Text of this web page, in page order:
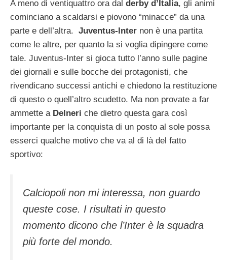
A meno di ventiquattro ora dal derby d’Italia, gli animi
cominciano a scaldarsi e piovono “minacce” da una
parte e dell’altra. Juventus-Inter non è una partita
come le altre, per quanto la si voglia dipingere come
tale. Juventus-Inter si gioca tutto l’anno sulle pagine
dei giornali e sulle bocche dei protagonisti, che
rivendicano successi antichi e chiedono la restituzione
di questo o quell’altro scudetto. Ma non provate a far
ammette a Delneri che dietro questa gara così
importante per la conquista di un posto al sole possa
esserci qualche motivo che va al di là del fatto
sportivo:
Calciopoli non mi interessa, non guardo
queste cose. I risultati in questo
momento dicono che l’Inter è la squadra
più forte del mondo.